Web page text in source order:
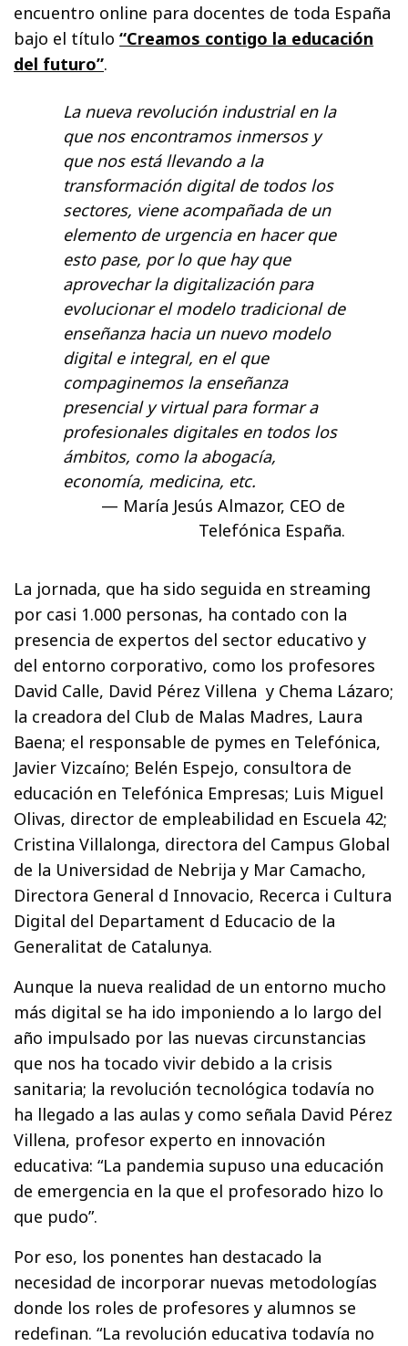
encuentro online para docentes de toda España
bajo el título“Creamos contigo la educación
del futuro”.
La nueva revolución industrial en la
que nos encontramos inmersos y
que nos está llevando a la
transformación digital de todos los
sectores, viene acompañada de un
elemento de urgencia en hacer que
esto pase, por lo que hay que
aprovechar la digitalización para
evolucionar el modelo tradicional de
enseñanza hacia un nuevo modelo
digital e integral, en el que
compaginemos la enseñanza
presencial y virtual para formar a
profesionales digitales en todos los
ámbitos, como la abogacía,
economía, medicina, etc.
María Jesús Almazor, CEO de
Telefónica España.
La jornada, que ha sido seguida en streaming
por casi 1.000 personas, ha contado con la
presencia de expertos del sector educativo y
del entorno corporativo, como los profesores
David Calle, David Pérez Villena y Chema Lázaro;
la creadora del Club de Malas Madres, Laura
Baena; el responsable de pymes en Telefónica,
Javier Vizcaíno; Belén Espejo, consultora de
educación en Telefónica Empresas; Luis Miguel
Olivas, director de empleabilidad en Escuela 42;
Cristina Villalonga, directora del Campus Global
de la Universidad de Nebrija y Mar Camacho,
Directora General d Innovacio, Recerca i Cultura
Digital del Departament d Educacio de la
Generalitat de Catalunya.
Aunque la nueva realidad de un entorno mucho
más digital se ha ido imponiendo a lo largo del
año impulsado por las nuevas circunstancias
que nos ha tocado vivir debido a la crisis
sanitaria; la revolución tecnológica todavía no
ha llegado a las aulas y como señala David Pérez
Villena, profesor experto en innovación
educativa: “La pandemia supuso una educación
de emergencia en la que el profesorado hizo lo
que pudo”.
Por eso, los ponentes han destacado la
necesidad de incorporar nuevas metodologías
donde los roles de profesores y alumnos se
redefinan. “La revolución educativa todavía no